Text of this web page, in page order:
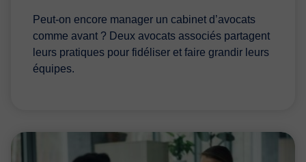
Peut-on encore manager un cabinet d’avocats
comme avant ? Deux avocats associés partagent
leurs pratiques pour fidéliser et faire grandir leurs
équipes.